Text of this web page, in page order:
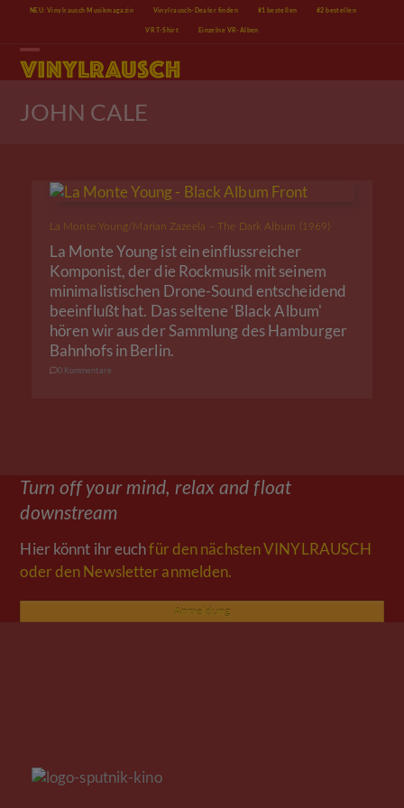
content
NEU: Vinylrausch Musikmagazin Vinylrausch-Dealer finden #1 bestellen #2 bestellen
VR T-Shirt Einzelne VR-Alben
Open
mobile
menu
Close
mobile
menu
JOHN CALE
La Monte Young/Marian Zazeela – The Dark Album (1969)
La Monte Young ist ein einflussreicher
Komponist, der die Rockmusik mit seinem
minimalistischen Drone-Sound entscheidend
beeinflußt hat. Das seltene ‘Black Album'
hören wir aus der Sammlung des Hamburger
Bahnhofs in Berlin.
0 Kommentare
Turn off your mind, relax and float
downstream
Hier könnt ihr euchfür den nächsten VINYLRAUSCH
oder den Newsletter anmelden.
Anmeldung